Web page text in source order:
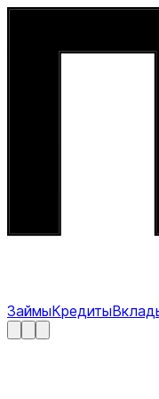
ЗаймыКредиты